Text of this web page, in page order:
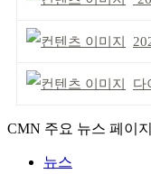
다
CMN 주요 뉴스 페이지
뉴스